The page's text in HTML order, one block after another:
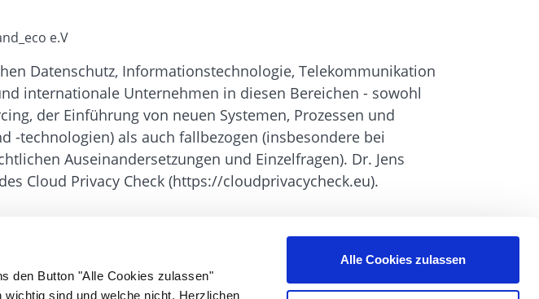
den Button "Alle Cookies zulassen"
sind und welche nicht. Herzlichen
Alle Cookies zulassen
e.V
Datenschutz, Informationstechnologie, Telekommunikation
internationale Unternehmen in diesen Bereichen - sowohl
der Einführung von neuen Systemen, Prozessen und
-technologien) als auch fallbezogen (insbesondere bei
Auseinandersetzungen und Einzelfragen). Dr. Jens
Cloud Privacy Check (https://cloudprivacycheck.eu).